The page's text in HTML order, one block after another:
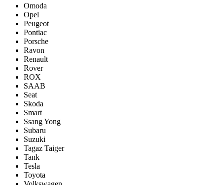
Omoda
Opel
Peugeot
Pontiac
Porsсhe
Ravon
Renault
Rover
ROX
SAAB
Seat
Skoda
Smart
Ssang Yong
Subaru
Suzuki
Tagaz Taiger
Tank
Tesla
Toyota